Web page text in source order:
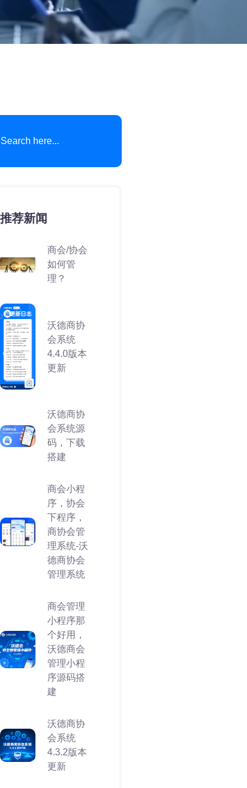
推荐新闻
商会/协会
如何管
理？
沃德商协
会系统
4.4.0版本
更新
沃德商协
会系统源
码，下载
搭建
商会小程
序，协会
下程序，
商协会管
理系统-沃
德商协会
管理系统
商会管理
小程序那
个好用，
沃德商会
管理小程
序源码搭
建
沃德商协
会系统
4.3.2版本
更新